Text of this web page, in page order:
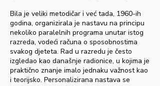
Bila je veliki metodičar i već tada, 1960-ih
godina, organizirala je nastavu na principu
nekoliko paralelnih programa unutar istog
razreda, vodeći računa o sposobnostima
svakog djeteta. Rad u razredu je često
izgledao kao današnje radionice, u kojima je
praktično znanje imalo jednaku važnost kao
i teorijsko. Personalizirana nastava se